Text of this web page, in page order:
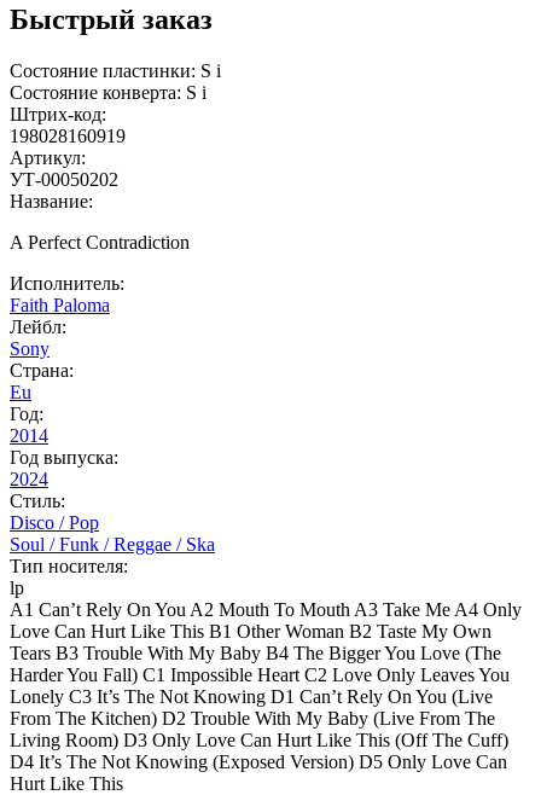
Быстрый заказ
Состояние пластинки: S i
Состояние конверта: S i
Штрих-код:
198028160919
Артикул:
УТ-00050202
Название:
A Perfect Contradiction
Исполнитель:
Faith Paloma
Лейбл:
Sony
Страна:
Eu
Год:
2014
Год выпуска:
2024
Стиль:
Disco / Pop
Soul / Funk / Reggae / Ska
Тип носителя:
lp
A1 Can’t Rely On You A2 Mouth To Mouth A3 Take Me A4 Only
Love Can Hurt Like This B1 Other Woman B2 Taste My Own
Tears B3 Trouble With My Baby B4 The Bigger You Love (The
Harder You Fall) C1 Impossible Heart C2 Love Only Leaves You
Lonely C3 It’s The Not Knowing D1 Can’t Rely On You (Live
From The Kitchen) D2 Trouble With My Baby (Live From The
Living Room) D3 Only Love Can Hurt Like This (Off The Cuff)
D4 It’s The Not Knowing (Exposed Version) D5 Only Love Can
Hurt Like This